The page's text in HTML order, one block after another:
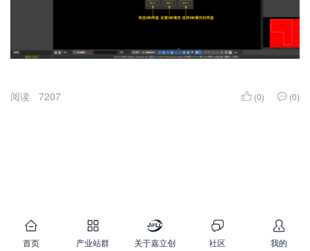
阅读 7207 (0) (0)
首页 产业站群 关于嘉立创 社区 我的